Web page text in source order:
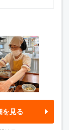
を見る